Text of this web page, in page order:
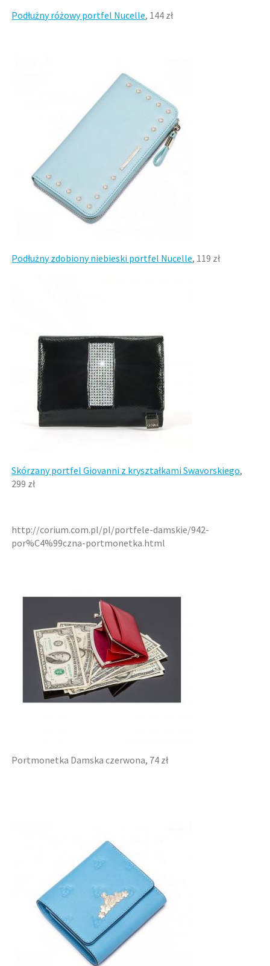
Podłużny różowy portfel Nucelle, 144 zł
Podłużny zdobiony niebieski portfel Nucelle, 119 zł
Skórzany portfel Giovanni z kryształkami Swavorskiego,
299 zł
http://corium.com.pl/pl/portfele-damskie/942-
por%C4%99czna-portmonetka.html
Portmonetka Damska czerwona, 74 zł